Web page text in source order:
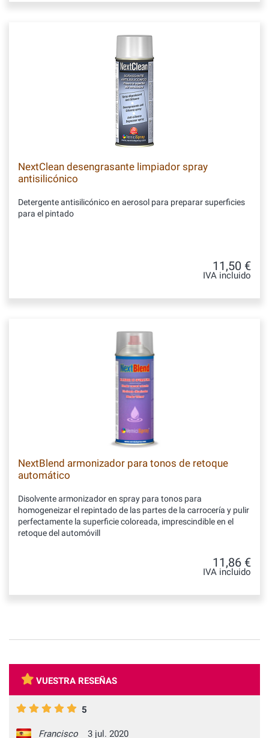
NextClean desengrasante limpiador spray
antisilicónico
Detergente antisilicónico en aerosol para preparar superficies
para el pintado
11,50 €
IVA incluido
NextBlend armonizador para tonos de retoque
automático
Disolvente armonizador en spray para tonos para
homogeneizar el repintado de las partes de la carrocería y pulir
perfectamente la superficie coloreada, imprescindible en el
retoque del automóvill
11,86 €
IVA incluido
VUESTRA RESEÑAS
5
Francisco 3 jul. 2020